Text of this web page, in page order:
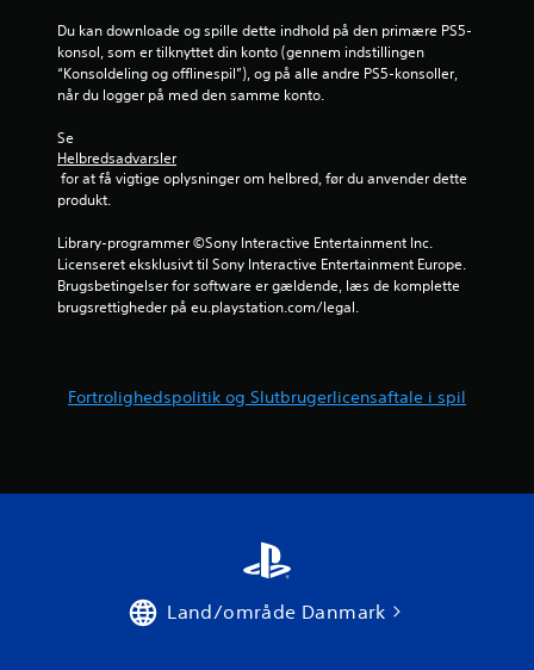
0
5
u
d
i
g
Du kan downloade og spille dette indhold på den primære PS5-
konsol, som er tilknyttet din konto (gennem indstillingen
“Konsoldeling og offlinespil”), og på alle andre PS5-konsoller,
når du logger på med den samme konto.
Se
Helbredsadvarsler
produkt.
Library-programmer ©Sony Interactive Entertainment Inc.
Licenseret eksklusivt til Sony Interactive Entertainment Europe.
Brugsbetingelser for software er gældende, læs de komplette
brugsrettigheder på eu.playstation.com/legal.
Fortrolighedspolitik og Slutbrugerlicensaftale i spil
Land/område Danmark